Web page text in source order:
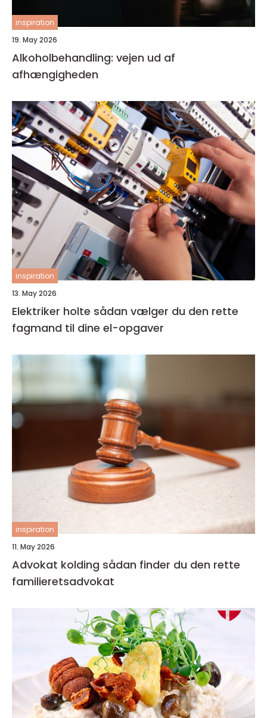
inspiration
19. May 2026
Alkoholbehandling: vejen ud af
afhængigheden
inspiration
13. May 2026
Elektriker holte sådan vælger du den rette
fagmand til dine el-opgaver
inspiration
11. May 2026
Advokat kolding sådan finder du den rette
familieretsadvokat